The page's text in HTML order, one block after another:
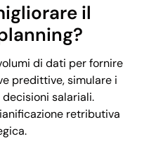
il
di dati per fornire
predittive, simulare i
salariali.
retributiva